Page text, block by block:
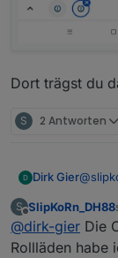
Dort trägst du
S 2 Antworten
Dirk Gier@
Du
Level
Dort
S
Offline
SlipKoRn_DH88
@dirk-gier Die
Rollläden habe